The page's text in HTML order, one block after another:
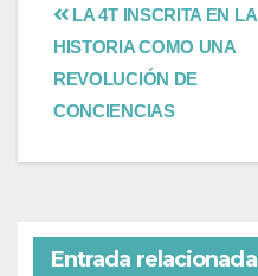
LA 4T INSCRITA EN LA
HISTORIA COMO UNA
REVOLUCIÓN DE
CONCIENCIAS
Entrada relacionada